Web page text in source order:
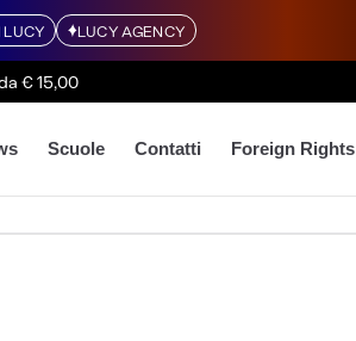
LUCY LUCY AGENCY
€ 15,00
Scuole Contatti Foreign Rights